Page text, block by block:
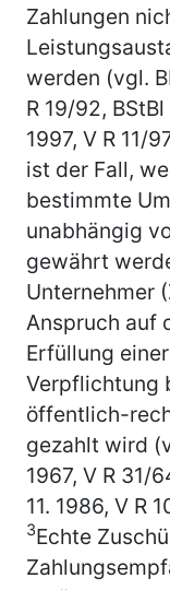
Zahlungen
werden (vgl.
R 19/92,
1997, V R 11/
ist der Fall,
bestimmte
unabhängig
gewährt
Unternehmer
Anspruch auf
Erfüllung
Verpflichtung
öffentlich-
gezahlt wird
1967, V R 31/
11. 1986, V R
3Echte